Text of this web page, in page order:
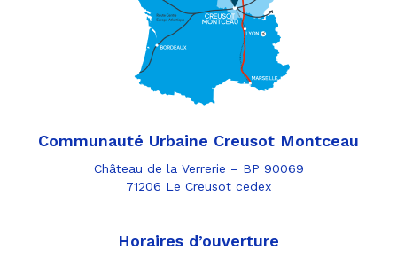
Communauté Urbaine Creusot Montceau
Château de la Verrerie – BP 90069
71206 Le Creusot cedex
Horaires d’ouverture